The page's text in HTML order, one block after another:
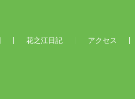
花之江日記 アクセス